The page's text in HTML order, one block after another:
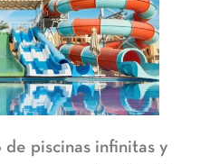
de piscinas infinitas y